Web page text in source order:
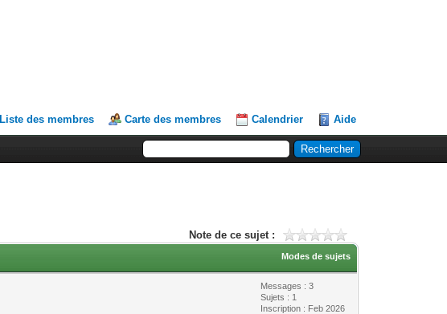
Liste des membres Carte des membres Calendrier Aide
Note de ce sujet :
Modes de sujets
Messages : 3
Sujets : 1
Inscription : Feb 2026